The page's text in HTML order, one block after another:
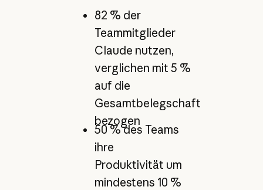
82 % der
Teammitglieder
Claude nutzen,
verglichen mit 5 %
auf die
Gesamtbelegschaft
bezogen
50 % des Teams
ihre
Produktivität um
mindestens 10 %